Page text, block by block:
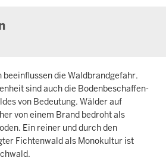
die Wald­brand­gefahr.
sind auch die Boden­beschaffen­
von Bedeutung. Wälder auf
von einem Brand bedroht als
Ein reiner und durch den
Fichten­wald als Mono­kultur ist